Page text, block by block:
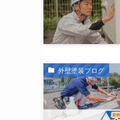
外壁塗装ブログ